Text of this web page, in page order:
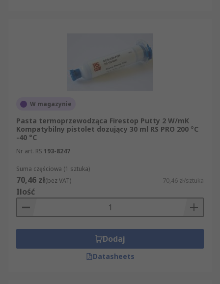
W magazynie
Pasta termoprzewodząca Firestop Putty 2 W/mK
Kompatybilny pistolet dozujący 30 ml RS PRO 200 °C
-40 °C
Nr art. RS 193-8247
Suma częściowa (1 sztuka)
70,46 zł(bez VAT) 70,46 zł/sztuka
Ilość
Dodaj
Datasheets